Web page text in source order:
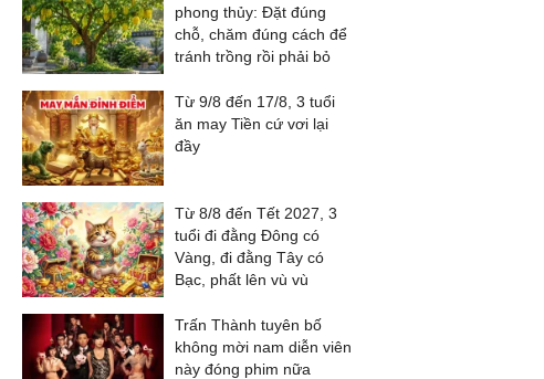
phong thủy: Đặt đúng
chỗ, chăm đúng cách để
tránh trồng rồi phải bỏ
Từ 9/8 đến 17/8, 3 tuổi
ăn may Tiền cứ vơi lại
đầy
Từ 8/8 đến Tết 2027, 3
tuổi đi đằng Đông có
Vàng, đi đằng Tây có
Bạc, phất lên vù vù
Trấn Thành tuyên bố
không mời nam diễn viên
này đóng phim nữa